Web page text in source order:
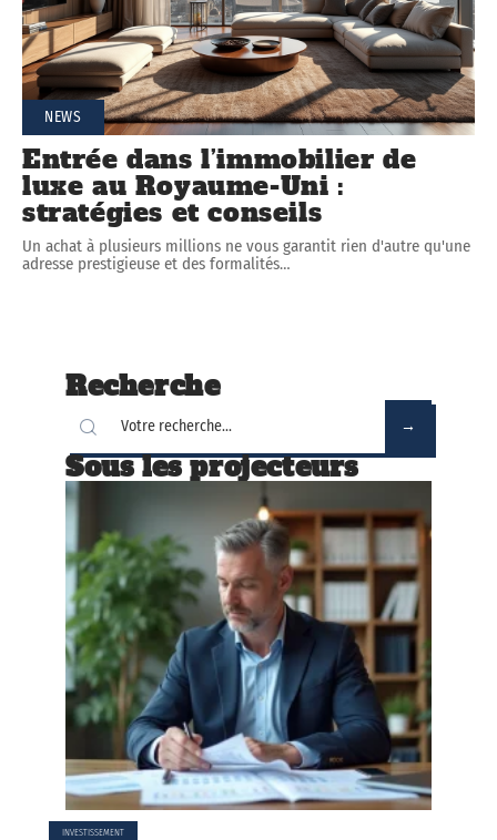
NEWS
Entrée dans l’immobilier de
luxe au Royaume-Uni :
stratégies et conseils
Un achat à plusieurs millions ne vous garantit rien d'autre qu'une
adresse prestigieuse et des formalités…
Recherche
Sous les projecteurs
INVESTISSEMENT